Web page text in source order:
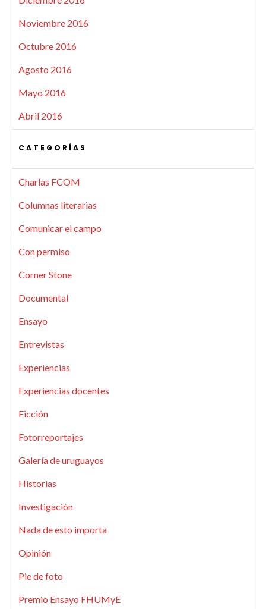
Noviembre 2016
Octubre 2016
Agosto 2016
Mayo 2016
Abril 2016
CATEGORÍAS
Charlas FCOM
Columnas literarias
Comunicar el campo
Con permiso
Corner Stone
Documental
Ensayo
Entrevistas
Experiencias
Experiencias docentes
Ficción
Fotorreportajes
Galería de uruguayos
Historias
Investigación
Nada de esto importa
Opinión
Pie de foto
Premio Ensayo FHUMyE